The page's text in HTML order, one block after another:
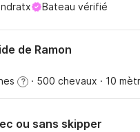
Bateau vérifié
de Ramon
? · 500 chevaux · 10
ou sans skipper